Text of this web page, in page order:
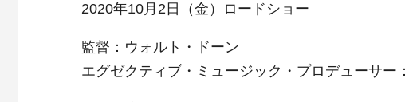
2020年10月2日（金）ロードショー
監督：ウォルト・ドーン
エグゼクティブ・ミュージック・プロデューサー